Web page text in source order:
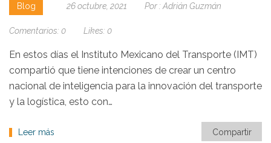
Blog 26 octubre, 2021 Por : Adrián Guzmán
Comentarios: 0 Likes: 0
En estos días el Instituto Mexicano del Transporte (IMT)
compartió que tiene intenciones de crear un centro
nacional de inteligencia para la innovación del transporte
y la logística, esto con…
Leer más Compartir